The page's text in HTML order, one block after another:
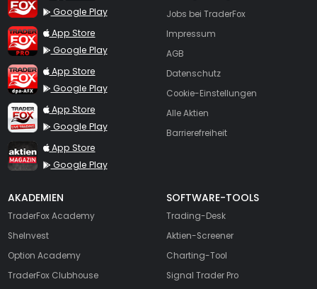
Google Play
TraderFox Pro
App Store
Google Play
TraderFox dpa-AFX ProFeed
App Store
Google Play
TraderFox Live Trading
App Store
Google Play
TraderFox aktien Magazin
App Store
Google Play
Jobs bei TraderFox
Impressum
AGB
Datenschutz
Cookie-Einstellungen
Alle Aktien
Barrierefreiheit
AKADEMIEN
TraderFox Academy
SheInvest
Option Academy
TraderFox Clubhouse
SOFTWARE-TOOLS
Trading-Desk
Aktien-Screener
Charting-Tool
Signal Trader Pro